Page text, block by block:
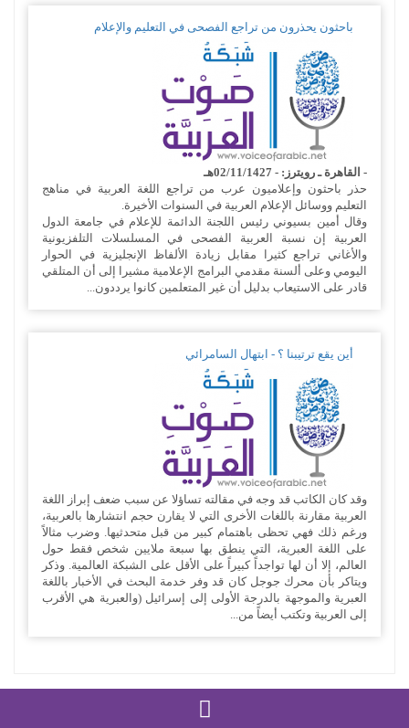
باحثون يحذرون من تراجع الفصحى في التعليم والإعلام
- القاهرة ـ رويترز: - 02/11/1427هـ
حذر باحثون وإعلاميون عرب من تراجع اللغة العربية في مناهج
التعليم ووسائل الإعلام العربية في السنوات الأخيرة.
وقال أمين بسيوني رئيس اللجنة الدائمة للإعلام في جامعة الدول
العربية إن نسبة العربية الفصحى في المسلسلات التلفزيونية
والأغاني تراجع كثيرا مقابل زيادة الألفاظ الإنجليزية في الحوار
اليومي وعلى ألسنة مقدمي البرامج الإعلامية مشيرا إلى أن المتلقي
قادر على الاستيعاب بدليل أن غير المتعلمين كانوا يرددون...
أين يقع ترتيبنا ؟ - ابتهال السامرائي
وقد كان الكاتب قد وجه في مقالته تساؤلا عن سبب ضعف إبراز اللغة
العربية مقارنة باللغات الأخرى التي لا يقارن حجم انتشارها بالعربية،
ورغم ذلك فهي تحظى باهتمام كبير من قبل متحدثيها. وضرب مثالاً
على اللغة العبرية، التي ينطق بها سبعة ملايين شخص فقط حول
العالم، إلا أن لها تواجداً كبيراً على الأقل على الشبكة العالمية. وذكر
ويتاكر بأن محرك جوجل كان قد وفر خدمة البحث في الأخبار باللغة
العبرية والموجهة بالدرجة الأولى إلى إسرائيل (والعبرية هي الأقرب
إلى العربية وتكتب أيضاً من...